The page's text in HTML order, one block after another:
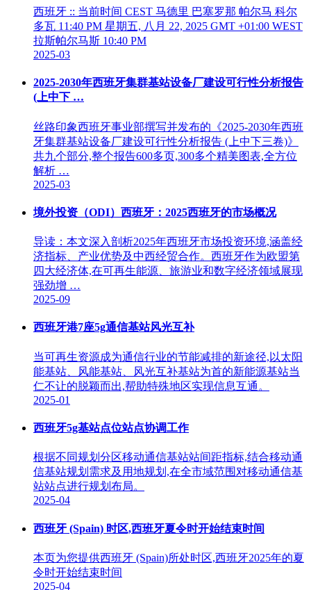
西班牙 :: 当前时间 CEST 马德里 巴塞罗那 帕尔马 科尔
多瓦 11:40 PM 星期五, 八月 22, 2025 GMT +01:00 WEST
拉斯帕尔马斯 10:40 PM
2025-03
2025-2030年西班牙集群基站设备厂建设可行性分析报告
(上中下 …
丝路印象西班牙事业部撰写并发布的《2025-2030年西班
牙集群基站设备厂建设可行性分析报告 (上中下三卷)》
共九个部分,整个报告600多页,300多个精美图表,全方位
解析 …
2025-03
境外投资（ODI）西班牙：2025西班牙的市场概况
导读：本文深入剖析2025年西班牙市场投资环境,涵盖经
济指标、产业优势及中西经贸合作。西班牙作为欧盟第
四大经济体,在可再生能源、旅游业和数字经济领域展现
强劲增 …
2025-09
西班牙港7座5g通信基站风光互补
当可再生资源成为通信行业的节能减排的新途径,以太阳
能基站、风能基站、风光互补基站为首的新能源基站当
仁不让的脱颖而出,帮助特殊地区实现信息互通。
2025-01
西班牙5g基站点位站点协调工作
根据不同规划分区移动通信基站站间距指标,结合移动通
信基站规划需求及用地规划,在全市域范围对移动通信基
站站点进行规划布局。
2025-04
西班牙 (Spain) 时区,西班牙夏令时开始结束时间
本页为您提供西班牙 (Spain)所处时区,西班牙2025年的夏
令时开始结束时间
2025-04